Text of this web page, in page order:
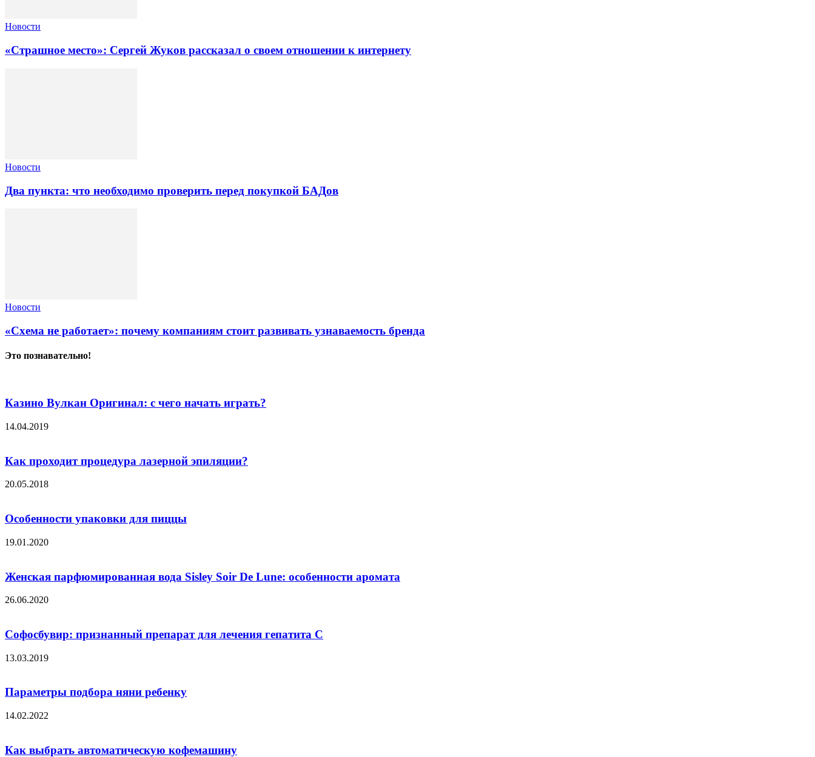
Новости
«Страшное место»: Сергей Жуков рассказал о своем отношении к интернету
Новости
Два пункта: что необходимо проверить перед покупкой БАДов
Новости
«Схема не работает»: почему компаниям стоит развивать узнаваемость бренда
Это познавательно!
Казино Вулкан Оригинал: с чего начать играть?
14.04.2019
Как проходит процедура лазерной эпиляции?
20.05.2018
Особенности упаковки для пиццы
19.01.2020
Женская парфюмированная вода Sisley Soir De Lune: особенности аромата
26.06.2020
Cофосбувир: признанный препарат для лечения гепатита С
13.03.2019
Параметры подбора няни ребенку
14.02.2022
Как выбрать автоматическую кофемашину